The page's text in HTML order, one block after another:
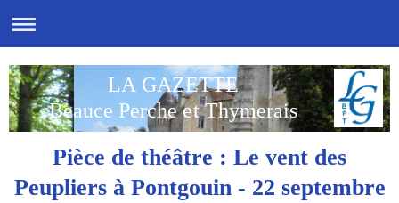
LA GAZETTE
Beauce Perche et Thymerais
Pièce de théâtre : Le vent des
Peupliers à Pontgouin - 22 septembre